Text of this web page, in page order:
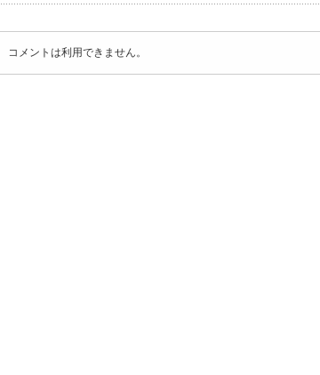
コメントは利用できません。